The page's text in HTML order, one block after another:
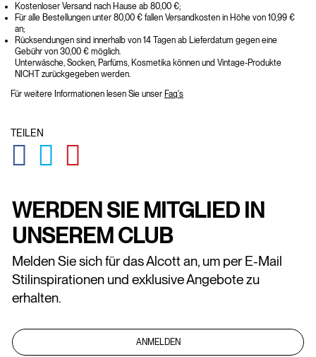
Kostenloser Versand nach Hause ab 80,00 €;
Für alle Bestellungen unter 80,00 € fallen Versandkosten in Höhe von 10,99 €
an;
Rücksendungen sind innerhalb von 14 Tagen ab Lieferdatum gegen eine
Gebühr von 30,00 € möglich.
Unterwäsche, Socken, Parfüms, Kosmetika können und Vintage-Produkte
NICHT zurückgegeben werden.
Für weitere Informationen lesen Sie unser Faq's
TEILEN
GLOBAL.SOCIALSHARE.FACEBOOK
GLOBAL.SOCIALSHARE.TWITTER
WERDEN SIE MITGLIED IN
UNSEREM CLUB
Melden Sie sich für das Alcott an, um per E-Mail
Stilinspirationen und exklusive Angebote zu
erhalten.
ANMELDEN